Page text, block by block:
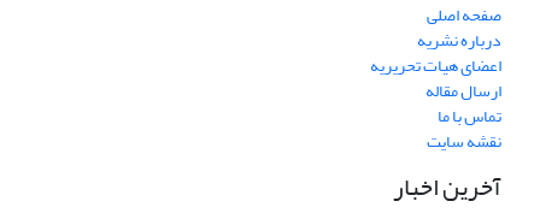
صفحه اصلی
درباره نشریه
اعضای هیات تحریریه
ارسال مقاله
تماس با ما
نقشه سایت
آخرین اخبار